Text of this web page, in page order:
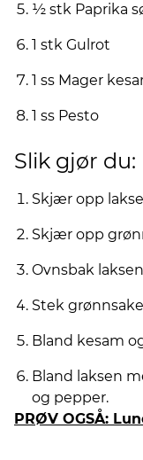
½ stk Paprika
1 stk Gulrot
1 ss Mager
1 ss Pesto
Slik gjør du:
Skjær opp
Skjær opp
Ovnsbak
Stek
Bland kesam
Bland laksen
og pepper.
PRØV OGSÅ: